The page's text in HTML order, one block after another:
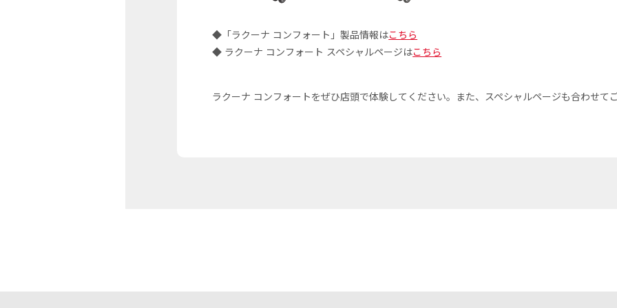
◆「ラクーナ コンフォート」製品情報はこちら
◆ ラクーナ コンフォート スペシャルページはこちら
ラクーナ コンフォートをぜひ店頭で体験してください。また、スペシャルページも合わせて